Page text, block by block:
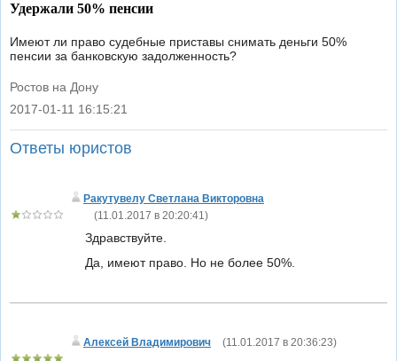
Удержали 50% пенсии
Имеют ли право судебные приставы снимать деньги 50%
пенсии за банковскую задолженность?
Ростов на Дону
|
2017-01-11 16:15:21
Ответы юристов
Ракутувелу Светлана Викторовна
(11.01.2017 в 20:20:41)
Здравствуйте.
Да, имеют право. Но не более 50%.
Алексей Владимирович (11.01.2017 в 20:36:23)